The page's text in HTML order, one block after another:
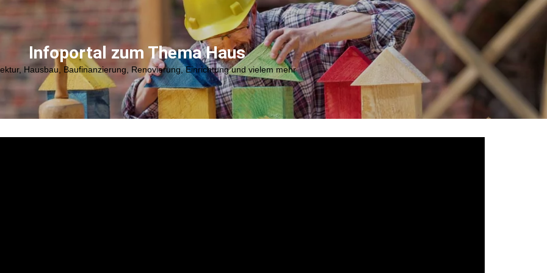
Infoportal zum Thema Haus
Hausbau, Baufinanzierung, Renovierung, Einrichtung und vielem mehr